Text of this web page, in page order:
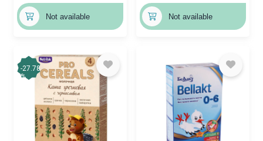
Not available Not available
-27.78
%